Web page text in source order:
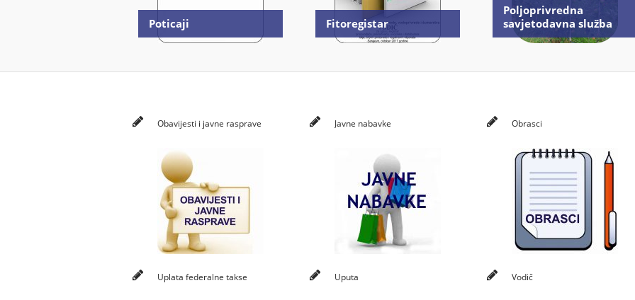
Poticaji Fitoregistar
Poljoprivredna
savjetodavna služba
Obavijesti i javne rasprave Javne nabavke Obrasci
Uplata federalne takse Uputa Vodič